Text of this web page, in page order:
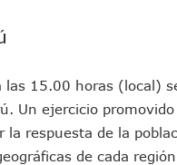
Juan Ramírez En Puerto
Generar Oleaje Elevado En
Puede Costar Hasta
En Playas De
Diputado Federal Bruno
15.00 horas (local)
Un ejercicio
respuesta de la
de cada